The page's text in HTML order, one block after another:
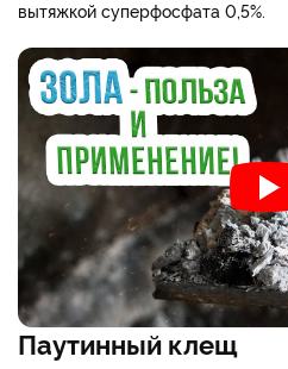
вытяжкой суперфосфата 0,5%.
Паутинный клещ